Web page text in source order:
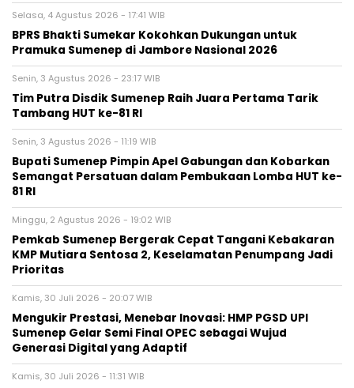
Selasa, 4 Agustus 2026 - 17:41 WIB
BPRS Bhakti Sumekar Kokohkan Dukungan untuk
Pramuka Sumenep di Jambore Nasional 2026
Senin, 3 Agustus 2026 - 23:17 WIB
Tim Putra Disdik Sumenep Raih Juara Pertama Tarik
Tambang HUT ke-81 RI
Senin, 3 Agustus 2026 - 11:19 WIB
Bupati Sumenep Pimpin Apel Gabungan dan Kobarkan
Semangat Persatuan dalam Pembukaan Lomba HUT ke-
81 RI
Minggu, 2 Agustus 2026 - 19:02 WIB
Pemkab Sumenep Bergerak Cepat Tangani Kebakaran
KMP Mutiara Sentosa 2, Keselamatan Penumpang Jadi
Prioritas
Kamis, 30 Juli 2026 - 20:07 WIB
Mengukir Prestasi, Menebar Inovasi: HMP PGSD UPI
Sumenep Gelar Semi Final OPEC sebagai Wujud
Generasi Digital yang Adaptif
Kamis, 30 Juli 2026 - 11:31 WIB